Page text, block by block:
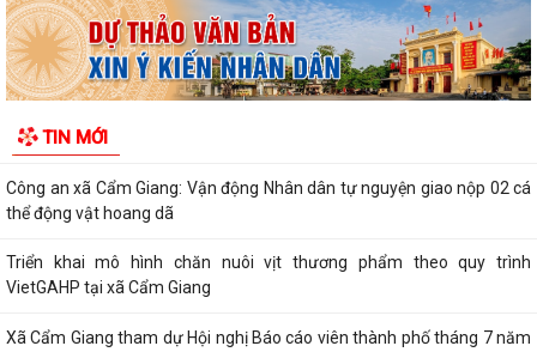
TIN MỚI
Xã Cẩm Giang dự Hội nghị trực tuyến triển khai công tác đo đạc, lập
bản đồ địa chính và xây dựng cơ...
diện bao phủ bảo hiểm xã hội, bảo...
Công an xã Cẩm Giang: Vận động Nhân dân tự nguyện giao nộp 02 cá
thể động vật hoang dã
Triển khai mô hình chăn nuôi vịt thương phẩm theo quy trình
VietGAHP tại xã Cẩm Giang
Xã Cẩm Giang tham dự Hội nghị Báo cáo viên thành phố tháng 7 năm